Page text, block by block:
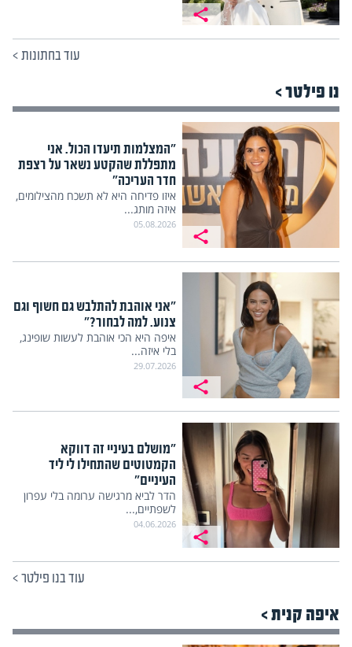
עוד בחתונות>
נו פילטר >
"המצלמות תיעדו הכול. אני
מתפללת שהקטע נשאר על רצפת
חדר העריכה"
איזו פדיחה היא לא תשכח מהצילומים,
איזה מותג...
05.08.2026
"אני אוהבת להתלבש גם חשוף וגם
צנוע. למה לבחור?"
איפה היא הכי אוהבת לעשות שופינג,
בלי איזה...
29.07.2026
"מושלם בעיניי זה דווקא
הקמטוטים שהתחילו לי ליד
העיניים"
הדר לביא מרגישה ערומה בלי עפרון
לשפתיים,...
04.06.2026
עוד בנו פילטר>
איפה קנית >